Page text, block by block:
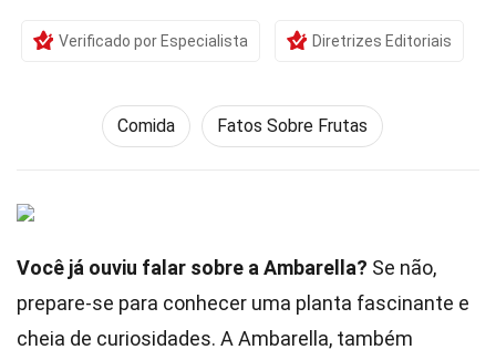
Verificado por Especialista Diretrizes Editoriais
Comida Fatos Sobre Frutas
Você já ouviu falar sobre a Ambarella? Se não,
prepare-se para conhecer uma planta fascinante e
cheia de curiosidades. A Ambarella, também